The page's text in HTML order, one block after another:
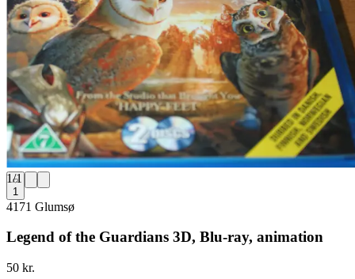
1/1
1
4171 Glumsø
Legend of the Guardians 3D, Blu-ray, animation
50 kr.